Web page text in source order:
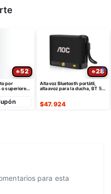
52
por
o superiores
28
Altavoz Bluetooth portátil,
altaavoz para la ducha, BT 5.4
$47.924
para esta